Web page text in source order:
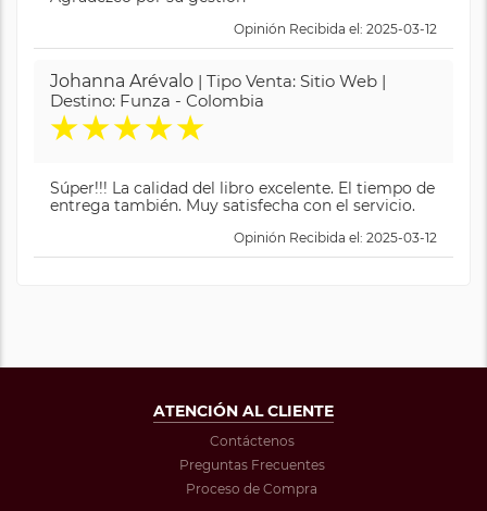
Opinión Recibida el: 2025-03-12
Johanna Arévalo | Tipo Venta: Sitio Web |
Destino: Funza - Colombia
★★★★★
Súper!!! La calidad del libro excelente. El tiempo de
entrega también. Muy satisfecha con el servicio.
Opinión Recibida el: 2025-03-12
ATENCIÓN AL CLIENTE
Contáctenos
Preguntas Frecuentes
Proceso de Compra